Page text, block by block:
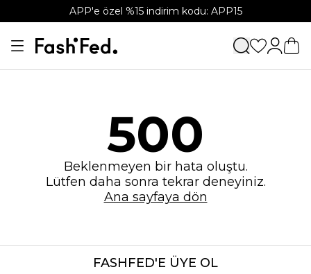
APP'e özel %15 indirim kodu: APP15
500
Beklenmeyen bir hata oluştu.
Lütfen daha sonra tekrar deneyiniz.
Ana sayfaya dön
FASHFED'E ÜYE OL